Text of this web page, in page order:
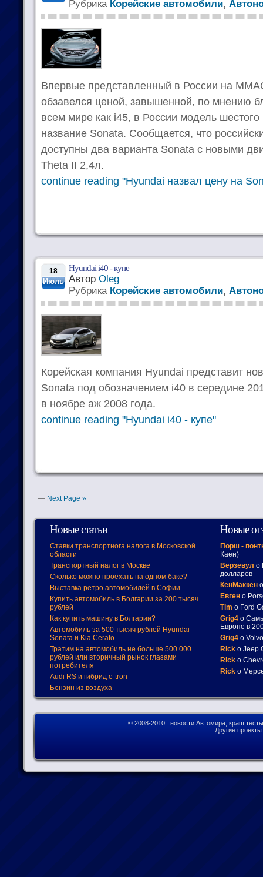
Рубрика Корейские автомобили,
Впервые представленный в России на
обзавелся ценой, завышенной, по мнению
всем мире как i45, в России модель шестого
название Sonata. Сообщается, что
доступны два варианта Sonata с новыми
Theta II 2,4л.
continue reading "Hyundai назвал цену на
18
Июль
Hyundai i40 - купе
Автор Oleg
Рубрика Корейские автомобили,
Корейская компания Hyundai представит
Sonata под обозначением i40 в середине
в ноябре аж 2008 года.
continue reading "Hyundai i40 - купе"
— Next Page »
Новые статьи
Ставки транспортнога налога в Московской
области
Транспортный налог в Москве
Сколько можно проехать на одном баке?
Выставка ретро автомобилей в Софии
Купить автомобиль в Болгарии за 200 тысяч
рублей
Как купить машину в Болгарии?
Автомобиль за 500 тысяч рублей Hyundai
Sonata и Kia Cerato
Тратим на автомобиль не больше 500 000
рублей или вторичный рынок глазами
потребителя
Audi RS и гибрид e-tron
Бензин из воздуха
Новые
Порш -
Каен)
Верзевул о
долларов
КенМаккен
Евген о
Tim о Ford
Grig4 о
Европе в
Grig4 о
Rick о Jeep
Rick о
Rick о
© 2008-2010 : новости Автомира, краш
Другие проекты